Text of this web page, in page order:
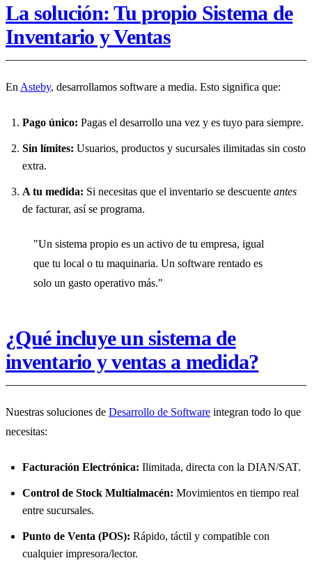
La solución: Tu propio Sistema de
Inventario y Ventas
En Asteby, desarrollamos software a media. Esto significa que:
Pago único: Pagas el desarrollo una vez y es tuyo para siempre.
Sin límites: Usuarios, productos y sucursales ilimitadas sin costo
extra.
A tu medida: Si necesitas que el inventario se descuente antes
de facturar, así se programa.
"Un sistema propio es un activo de tu empresa, igual
que tu local o tu maquinaria. Un software rentado es
solo un gasto operativo más."
¿Qué incluye un sistema de
inventario y ventas a medida?
Nuestras soluciones de Desarrollo de Software integran todo lo que
necesitas:
Facturación Electrónica: Ilimitada, directa con la DIAN/SAT.
Control de Stock Multialmacén: Movimientos en tiempo real
entre sucursales.
Punto de Venta (POS): Rápido, táctil y compatible con
cualquier impresora/lector.